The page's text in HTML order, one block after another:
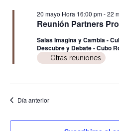
mayo,
2026
Reunión Partners
20 mayo Hora 16:00 pm-22
Salas Imagina y Cambia -
Descubre y Debate - Cubo
Otras reuniones
Día anterior